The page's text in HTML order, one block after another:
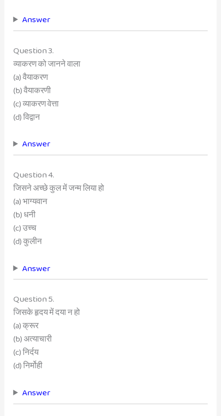
Answer
Question 3.
व्याकरण को जानने वाला
(a) वैयाकरण
(b) वैयाकरणी
(c) व्याकरण वेत्ता
(d) विद्वान
Answer
Question 4.
जिसने अच्छे कुल में जन्म लिया हो
(a) भाग्यवान
(b) धनी
(c) उच्च
(d) कुलीन
Answer
Question 5.
जिसके हृदय में दया न हो
(a) क्रूर
(b) अत्याचारी
(c) निर्दय
(d) निर्मोही
Answer